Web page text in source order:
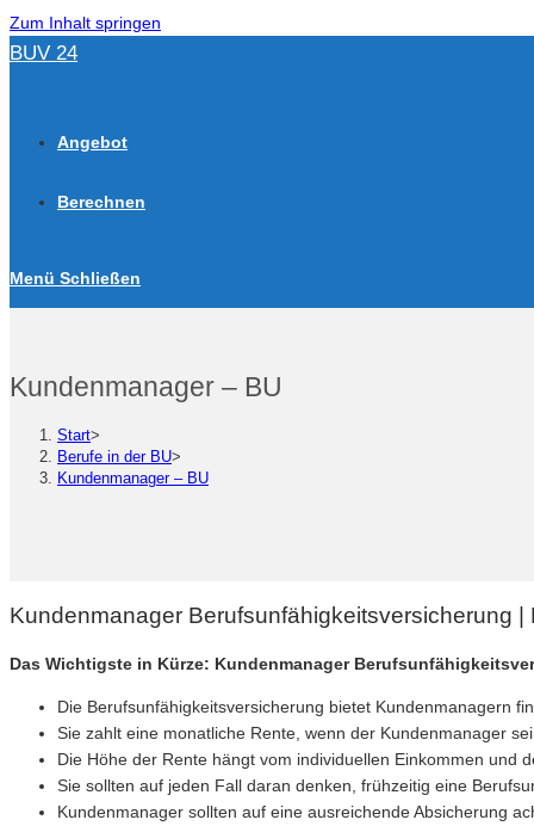
Zum Inhalt springen
BUV 24
Angebot
Berechnen
Menü Schließen
Kundenmanager – BU
Start>
Berufe in der BU>
Kundenmanager – BU
Kundenmanager Berufsunfähigkeitsversicherung |
Das Wichtigste in Kürze: Kundenmanager
Die Berufsunfähigkeitsversicherung bietet Kundenmanagern
Sie zahlt eine monatliche Rente, wenn der Kundenmanager
Die Höhe der Rente hängt vom individuellen Einkommen und
Sie sollten auf jeden Fall daran denken, frühzeitig eine
Kundenmanager sollten auf eine ausreichende Absicherung